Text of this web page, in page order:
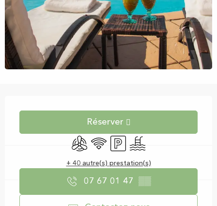
Réserver
Air conditionné
WiFi ParkingPiscine
+ 40 autre(s) prestation(s)
07 67 01 47 ▒▒